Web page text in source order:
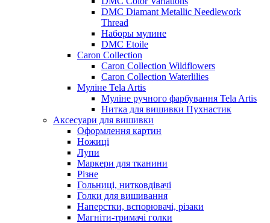
DMC Diamant Metallic Needlework
Thread
Наборы мулине
DMC Etoile
Caron Collection
Caron Collection Wildflowers
Caron Collection Waterlilies
Муліне Tela Artis
Муліне ручного фарбування Tela Artis
Нитка для вишивки Пухнастик
Аксесуари для вишивки
Оформлення картин
Ножиці
Лупи
Маркери для тканини
Різне
Гольниці, нитковдівачі
Голки для вишивання
Наперстки, вспорювачі, різаки
Магніти-тримачі голки